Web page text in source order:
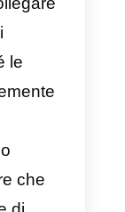
durante
verranno
al